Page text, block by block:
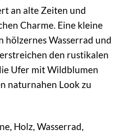
an alte Zeiten und
Charme. Eine kleine
hölzernes Wasserrad und
den rustikalen
Ufer mit Wildblumen
naturnahen Look zu
Holz, Wasserrad,